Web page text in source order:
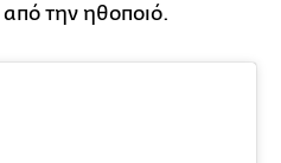
από την ηθοποιό.